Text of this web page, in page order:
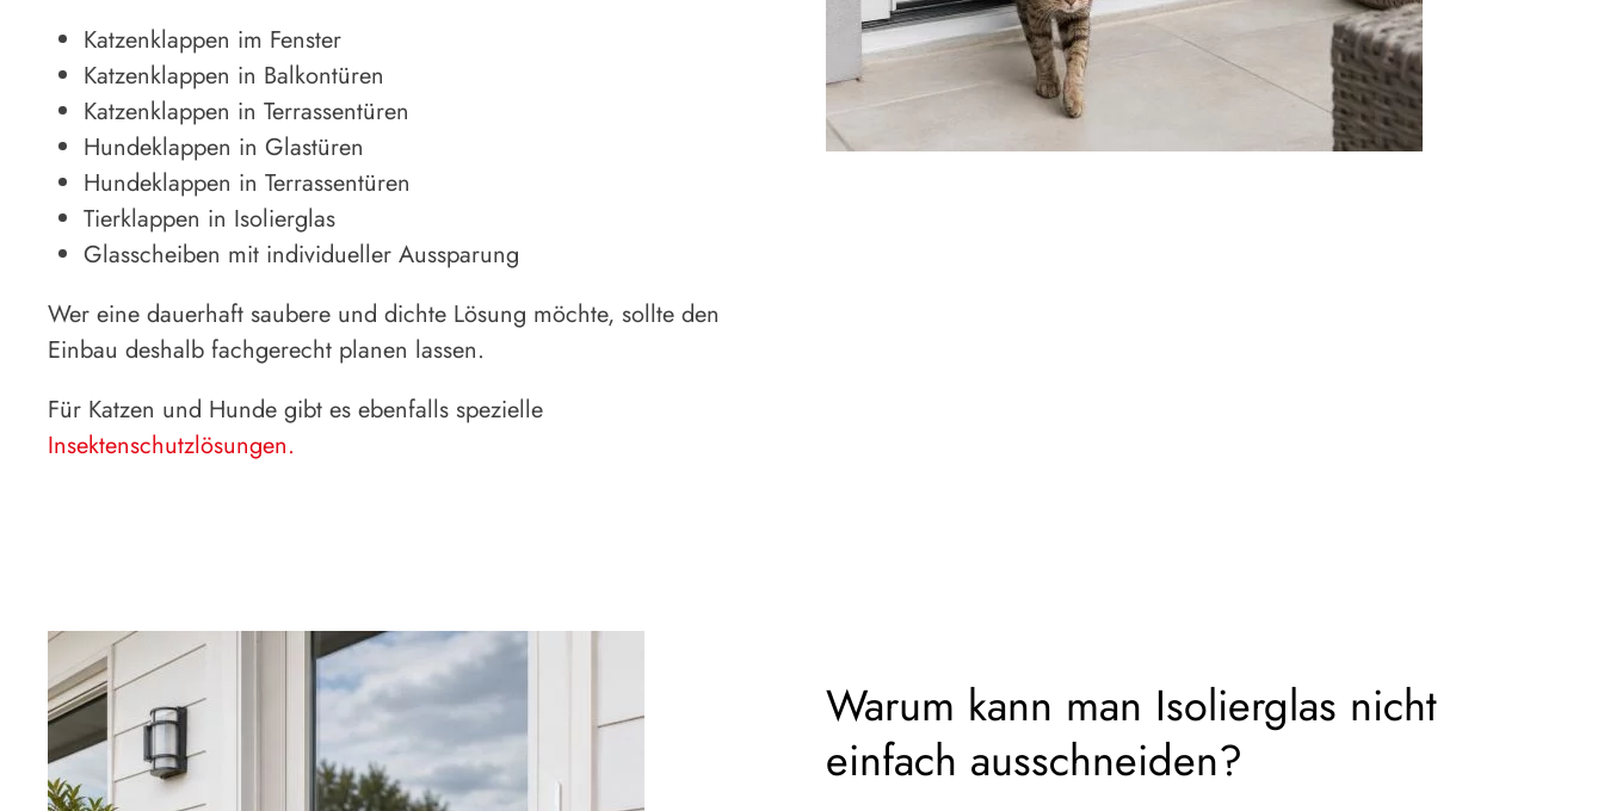
Katzenklappen im Fenster
Katzenklappen in Balkontüren
Katzenklappen in Terrassentüren
Hundeklappen in Glastüren
Hundeklappen in Terrassentüren
Tierklappen in Isolierglas
Glasscheiben mit individueller Aussparung
Wer eine dauerhaft saubere und dichte Lösung möchte, sollte den
Einbau deshalb fachgerecht planen lassen.
Für Katzen und Hunde gibt es ebenfalls spezielle
Insektenschutzlösungen.
Warum kann man Isolierglas nicht
einfach ausschneiden?